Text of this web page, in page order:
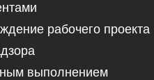
рабочего проекта
выполнением